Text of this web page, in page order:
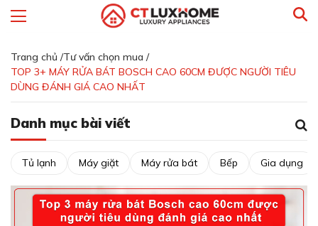
Trang chủ /Tư vấn chọn mua /
TOP 3+ MÁY RỬA BÁT BOSCH CAO 60CM ĐƯỢC NGƯỜI TIÊU
DÙNG ĐÁNH GIÁ CAO NHẤT
Danh mục bài viết
Tủ lạnh Máy giặt Máy rửa bát Bếp Gia dụng